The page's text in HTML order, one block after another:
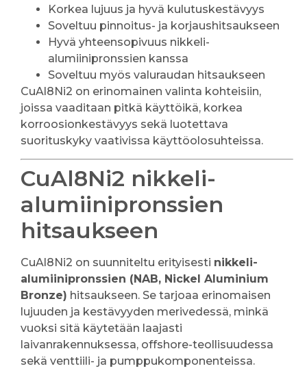
Korkea lujuus ja hyvä kulutuskestävyys
Soveltuu pinnoitus- ja korjaushitsaukseen
Hyvä yhteensopivuus nikkeli-
alumiinipronssien kanssa
Soveltuu myös valuraudan hitsaukseen
CuAl8Ni2 on erinomainen valinta kohteisiin,
joissa vaaditaan pitkä käyttöikä, korkea
korroosionkestävyys sekä luotettava
suorituskyky vaativissa käyttöolosuhteissa.
CuAl8Ni2 nikkeli-
alumiinipronssien
hitsaukseen
CuAl8Ni2 on suunniteltu erityisesti nikkeli-
alumiinipronssien (NAB, Nickel Aluminium
Bronze) hitsaukseen. Se tarjoaa erinomaisen
lujuuden ja kestävyyden merivedessä, minkä
vuoksi sitä käytetään laajasti
laivanrakennuksessa, offshore-teollisuudessa
sekä venttiili- ja pumppukomponenteissa.